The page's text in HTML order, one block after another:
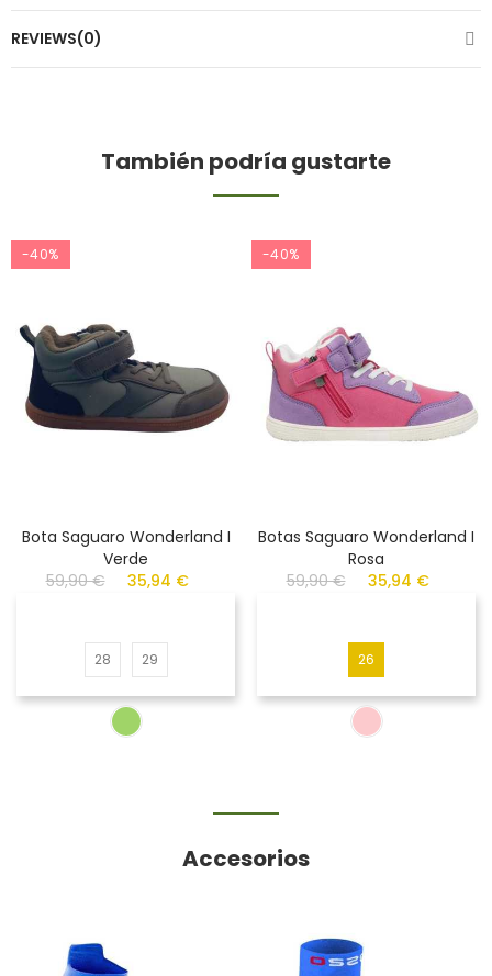
REVIEWS(0)
También podría gustarte
-40%
Bota Saguaro Wonderland I
Verde
59,90 €
35,94 €
28 29
-40%
Botas Saguaro Wonderland I
Rosa
59,90 €
35,94 €
26
Accesorios